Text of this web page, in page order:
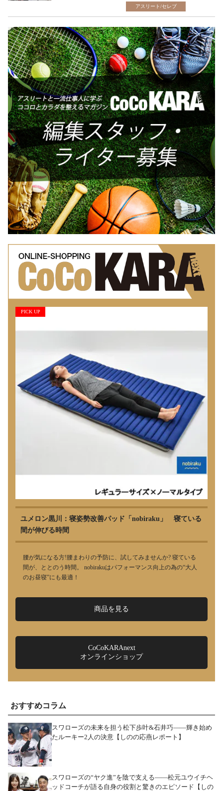
アスリート/セレブ
PICK UP
ユメロン黒川：寝姿勢改善パッド「nobiraku」 寝ている
間が伸びる時間
腰が気になる方!腰まわりの予防に、試してみませんか? 寝ている
間が、ととのう時間。 nobirakuはパフォーマンス向上の為の“大人
のお昼寝”にも最適！
商品を見る
CoCoKARAnext
オンラインショップ
おすすめコラム
スワローズの未来を担う松下歩叶&石井巧――輝き始め
たルーキー2人の決意【しのの応燕レポート】
スワローズの“ヤク進”を陰で支える――松元ユウイチヘ
ッドコーチが語る自身の役割と驚きのエピソード【しの